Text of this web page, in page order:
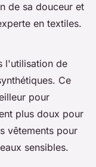
de sa douceur et
en textiles.
l'utilisation de
Ce
pour
plus doux pour
vêtements pour
sensibles.